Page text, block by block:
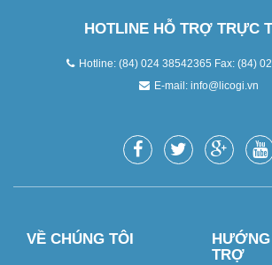
HOTLINE HỖ TRỢ TRỰC
Hotline: (84) 024 38542365 Fax: (84)
E-mail: info@licogi.vn
VỀ CHÚNG TÔI
TRỢ